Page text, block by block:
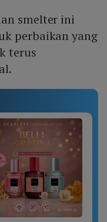
smelter ini
perbaikan yang
terus